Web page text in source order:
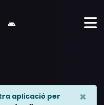
aplicació per
×